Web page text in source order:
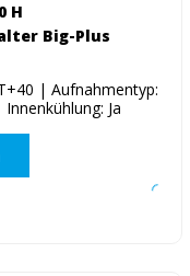
H
Big-Plus
| Aufnahmentyp:
Ja